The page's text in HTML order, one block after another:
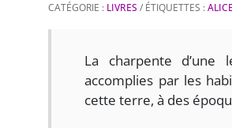
CATÉGORIE : LIVRES ÉTIQUETTES :
La charpente d’une
accomplies par les
cette terre, à des